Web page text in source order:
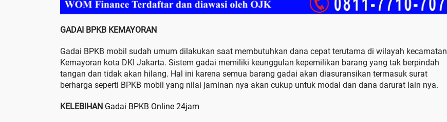
GADAI BPKB KEMAYORAN
Gadai BPKB mobil sudah umum dilakukan saat membutuhkan dana cepat terutama di wilayah kecamatan
Kemayoran kota DKI Jakarta. Sistem gadai memiliki keunggulan kepemilikan barang yang tak berpindah
tangan dan tidak akan hilang. Hal ini karena semua barang gadai akan diasuransikan termasuk surat
berharga seperti BPKB mobil yang nilai jaminan nya akan cukup untuk modal dan dana darurat lain nya.
KELEBIHAN Gadai BPKB Online 24jam